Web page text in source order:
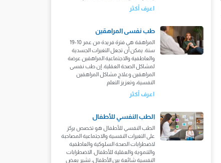
اعرف أكثر
طب نفسى المراهقين
المراهقة هي فترة فريدة من عمر 10-19
سنة. يمكن أن تجعل التغيرات الجسدية
والعاطفية والاجتماعية المراهقين عرضة
لمشاكل الصحة العقلية. إن طب نفسى
المراهقين وعلاج مشاكل المراهقين
النفسية، وتعزيز التعلم
اعرف أكثر
الطب النفسي للأطفال
الطب النفسي للأطفال هو تخصص يركز
على التغيرات النفسية والاجتماعية المصاحبة
لاضطرابات الصحة السلوكية والعاطفية
والتنموية والعقلية للأطفال. الاضطرابات
النفسية شائعة بين الأطفال، تشير بعض